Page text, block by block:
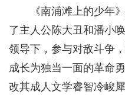
《南浦滩上的少年
了主人公陈大丑和潘小
领导下，参与对敌斗争
成长为独当一面的革命
改其成人文学睿智冷峻